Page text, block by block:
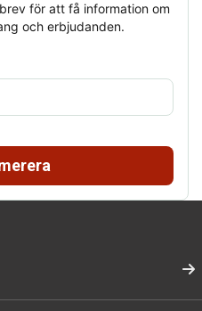
för att få information om
och erbjudanden.